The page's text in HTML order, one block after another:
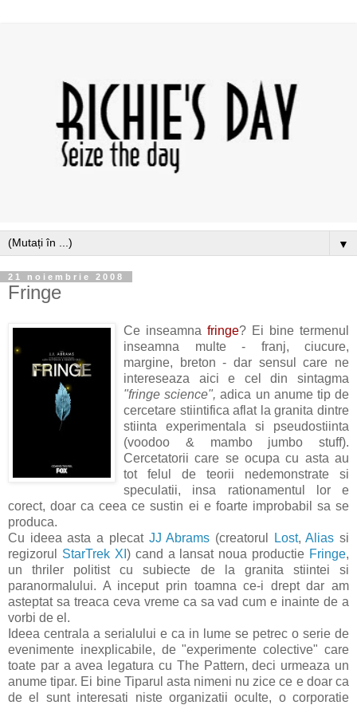
▼
21 noiembrie 2008
Fringe
Ce inseamna fringe? Ei bine termenul
inseamna multe - franj, ciucure,
margine, breton - dar sensul care ne
intereseaza aici e cel din sintagma
"fringe science",adica un anume tip de
cercetare stiintifica aflat la granita dintre
stiinta experimentala si pseudostiinta
(voodoo & mambo jumbo stuff).
Cercetatorii care se ocupa cu asta au
tot felul de teorii nedemonstrate si
speculatii, insa rationamentul lor e
corect, doar ca ceea ce sustin ei e foarte improbabil sa se
produca.
Cu ideea asta a plecat JJ Abrams (creatorul Lost,Alias si
regizorul StarTrek XI ) cand a lansat noua productie Fringe,
un thriler politist cu subiecte de la granita stiintei si
paranormalului. A inceput prin toamna ce-i drept dar am
asteptat sa treaca ceva vreme ca sa vad cum e inainte de a
vorbi de el.
Ideea centrala a serialului e ca in lume se petrec o serie de
evenimente inexplicabile, de "experimente colective" care
toate par a avea legatura cu The Pattern, deci urmeaza un
anume tipar. Ei bine Tiparul asta nimeni nu zice ce e doar ca
de el sunt interesati niste organizatii oculte, o corporatie